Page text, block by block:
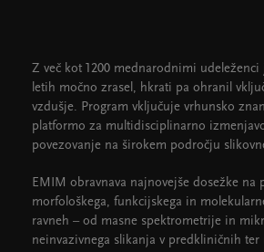
Z več kot 1200 mednarodnimi
letih močno zrasel, hkrati pa ohranil
vzdušje. Program vključuje vrhunsko
platformo za multidisciplinarno
povezovanje na širokem področju
EMIM obravnava najnovejše dosežke na
morfološkega, funkcijskega in
ravneh – od masne spektrometrije in
neinvazivnega slikanja v predkliničnih ter